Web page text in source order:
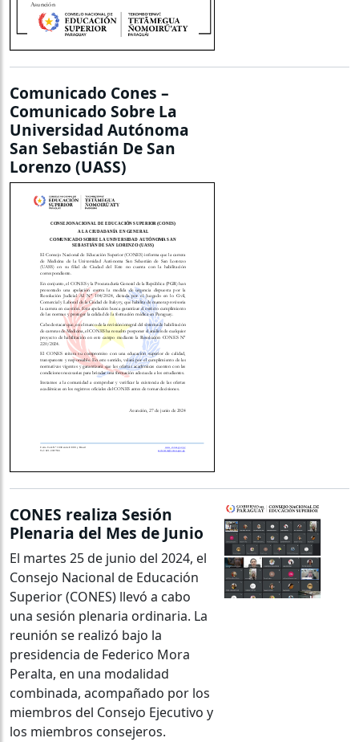
Comunicado Cones –
Comunicado Sobre La
Universidad Autónoma
San Sebastián De San
Lorenzo (UASS)
CONES realiza Sesión
Plenaria del Mes de Junio
El martes 25 de junio del 2024, el
Consejo Nacional de Educación
Superior (CONES) llevó a cabo
una sesión plenaria ordinaria. La
reunión se realizó bajo la
presidencia de Federico Mora
Peralta, en una modalidad
combinada, acompañado por los
miembros del Consejo Ejecutivo y
los miembros consejeros.